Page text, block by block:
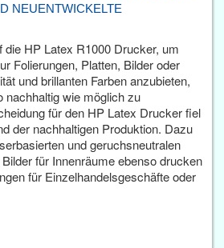
NEUENTWICKELTE
HP Latex R1000 Drucker, um
Folierungen, Platten, Bilder oder
und brillanten Farben anzubieten,
nachhaltig wie möglich zu
für den HP Latex Drucker fiel
der nachhaltigen Produktion. Dazu
und geruchsneutralen
für Innenräume ebenso drucken
für Einzelhandelsgeschäfte oder